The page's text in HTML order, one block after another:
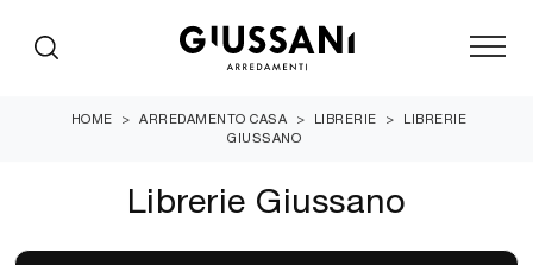
HOME > ARREDAMENTO CASA > LIBRERIE >
LIBRERIE
GIUSSANO
Librerie Giussano